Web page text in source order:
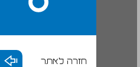
חזרה לאתר